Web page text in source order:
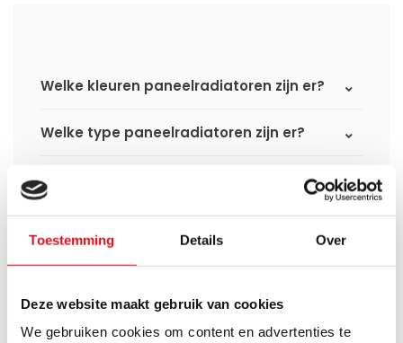
Toestemming Details Over
Deze website maakt gebruik van cookies
We gebruiken cookies om content en advertenties te
Welke kleuren paneelradiatoren zijn er?
Welke type paneelradiatoren zijn er?
Welke varianten paneelradiatoren zijn
er?
Wat is het verschil tussen een
standaard paneelradiator en een
Wat is het verschil tussen een compact